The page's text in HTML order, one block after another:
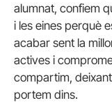
alumnat, confiem
i les eines perquè
acabar sent la
actives i
compartim,
portem dins.